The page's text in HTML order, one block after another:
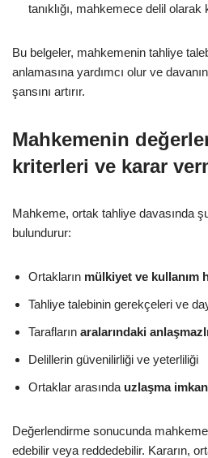
tanıklığı, mahkemece delil olarak
Bu belgeler, mahkemenin tahliye
anlamasına yardımcı olur ve
şansını artırır.
Mahkemenin
kriterleri ve karar
Mahkeme, ortak tahliye davasında
bulundurur:
Ortakların mülkiyet ve kullanım
Tahliye talebinin gerekçeleri ve
Tarafların aralarındaki
Delillerin güvenilirliği ve yeterliliği
Ortaklar arasında uzlaşma
Değerlendirme sonucunda
edebilir veya reddedebilir. Kararın,